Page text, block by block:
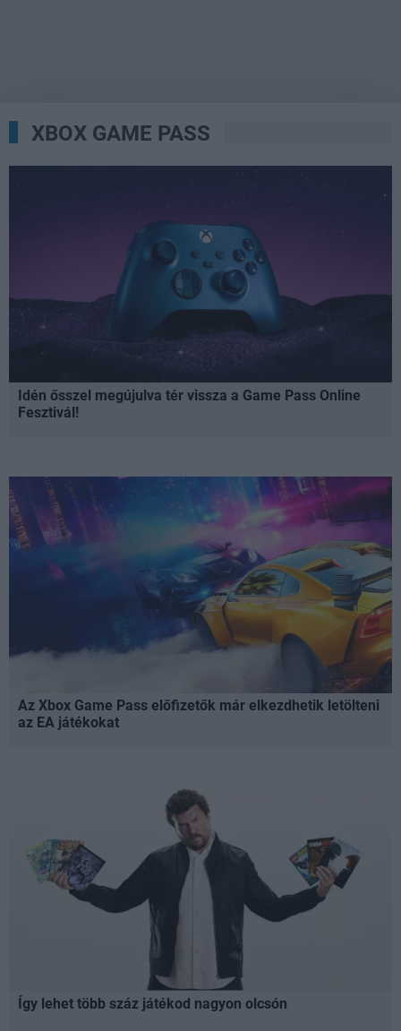
XBOX GAME PASS
Idén ősszel megújulva tér vissza a Game Pass Online
Fesztivál!
Az Xbox Game Pass előfizetők már elkezdhetik letölteni
az EA játékokat
Így lehet több száz játékod nagyon olcsón